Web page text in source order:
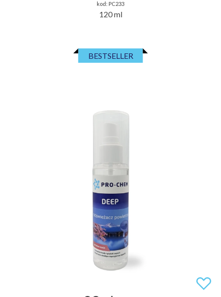
kod: PC233
120 ml
BESTSELLER